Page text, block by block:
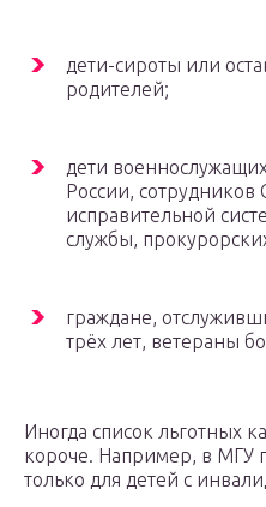
дети-сироты или
родителей;
дети
России,
исправительной
службы,
граждане,
трёх лет, ветераны
Иногда список льготных
короче. Например, в МГУ
только для детей с